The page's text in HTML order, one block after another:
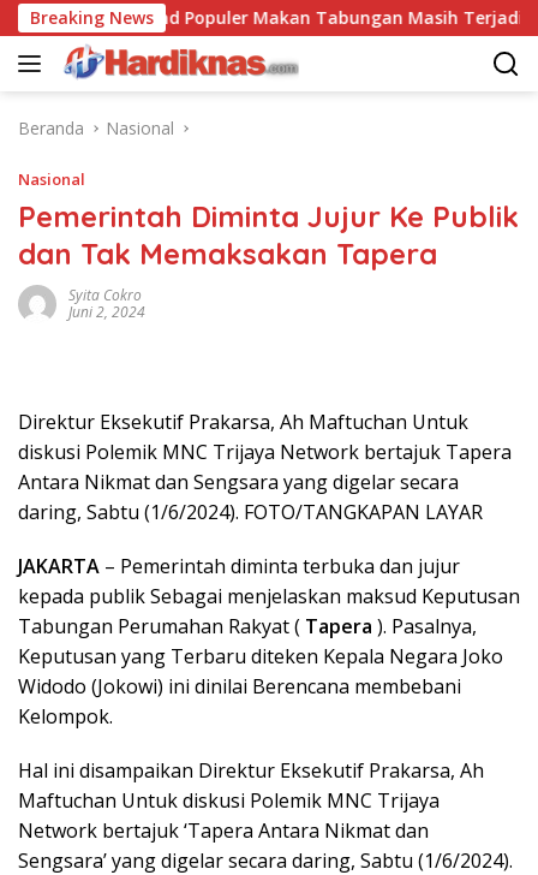
Langsung
ke
konten
Breaking News
Trend Populer Makan Tabungan Masih Terjadi?
Beranda Nasional
Nasional
Pemerintah Diminta Jujur Ke Publik
dan Tak Memaksakan Tapera
Syita Cokro
Juni 2, 2024
Direktur Eksekutif Prakarsa, Ah Maftuchan Untuk
diskusi Polemik MNC Trijaya Network bertajuk Tapera
Antara Nikmat dan Sengsara yang digelar secara
daring, Sabtu (1/6/2024). FOTO/TANGKAPAN LAYAR
JAKARTA – Pemerintah diminta terbuka dan jujur
kepada publik Sebagai menjelaskan maksud Keputusan
Tabungan Perumahan Rakyat ( Tapera ). Pasalnya,
Keputusan yang Terbaru diteken Kepala Negara Joko
Widodo (Jokowi) ini dinilai Berencana membebani
Kelompok.
Hal ini disampaikan Direktur Eksekutif Prakarsa, Ah
Maftuchan Untuk diskusi Polemik MNC Trijaya
Network bertajuk ‘Tapera Antara Nikmat dan
Sengsara’ yang digelar secara daring, Sabtu (1/6/2024).